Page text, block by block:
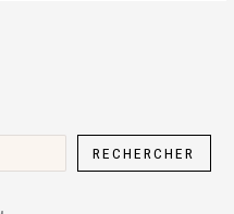
RECHERCHER